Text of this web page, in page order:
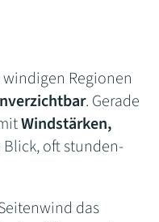
Regionen
. Gerade
Windstärken,
Blick, oft stunden-
das